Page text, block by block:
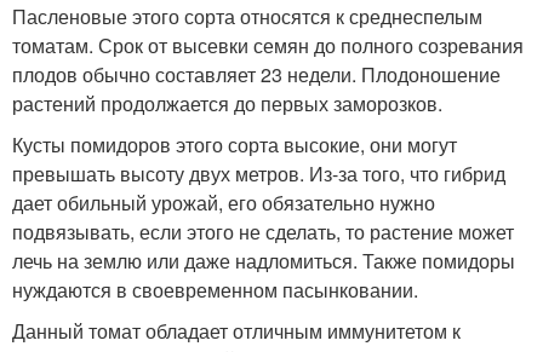
Пасленовые этого сорта относятся к среднеспелым
томатам. Срок от высевки семян до полного созревания
плодов обычно составляет 23 недели. Плодоношение
растений продолжается до первых заморозков.
Кусты помидоров этого сорта высокие, они могут
превышать высоту двух метров. Из-за того, что гибрид
дает обильный урожай, его обязательно нужно
подвязывать, если этого не сделать, то растение может
лечь на землю или даже надломиться. Также помидоры
нуждаются в своевременном пасынковании.
Данный томат обладает отличным иммунитетом к